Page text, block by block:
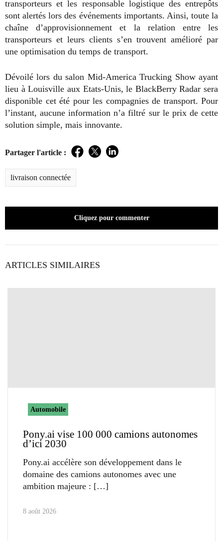
transporteurs et les responsable logistique des entrepôts
sont alertés lors des événements importants. Ainsi, toute la
chaîne d’approvisionnement et la relation entre les
transporteurs et leurs clients s’en trouvent amélioré par
une optimisation du temps de transport.
Dévoilé lors du salon Mid-America Trucking Show ayant
lieu à Louisville aux Etats-Unis, le BlackBerry Radar sera
disponible cet été pour les compagnies de transport. Pour
l’instant, aucune information n’a filtré sur le prix de cette
solution simple, mais innovante.
Partager l'article : Facebook
TwitterLinkedIn
livraison connectée
Cliquez pour commenter
ARTICLES SIMILAIRES
Automobile
Pony.ai vise 100 000 camions autonomes
d’ici 2030
Pony.ai accélère son développement dans le
domaine des camions autonomes avec une
ambition majeure :
8 août 2026